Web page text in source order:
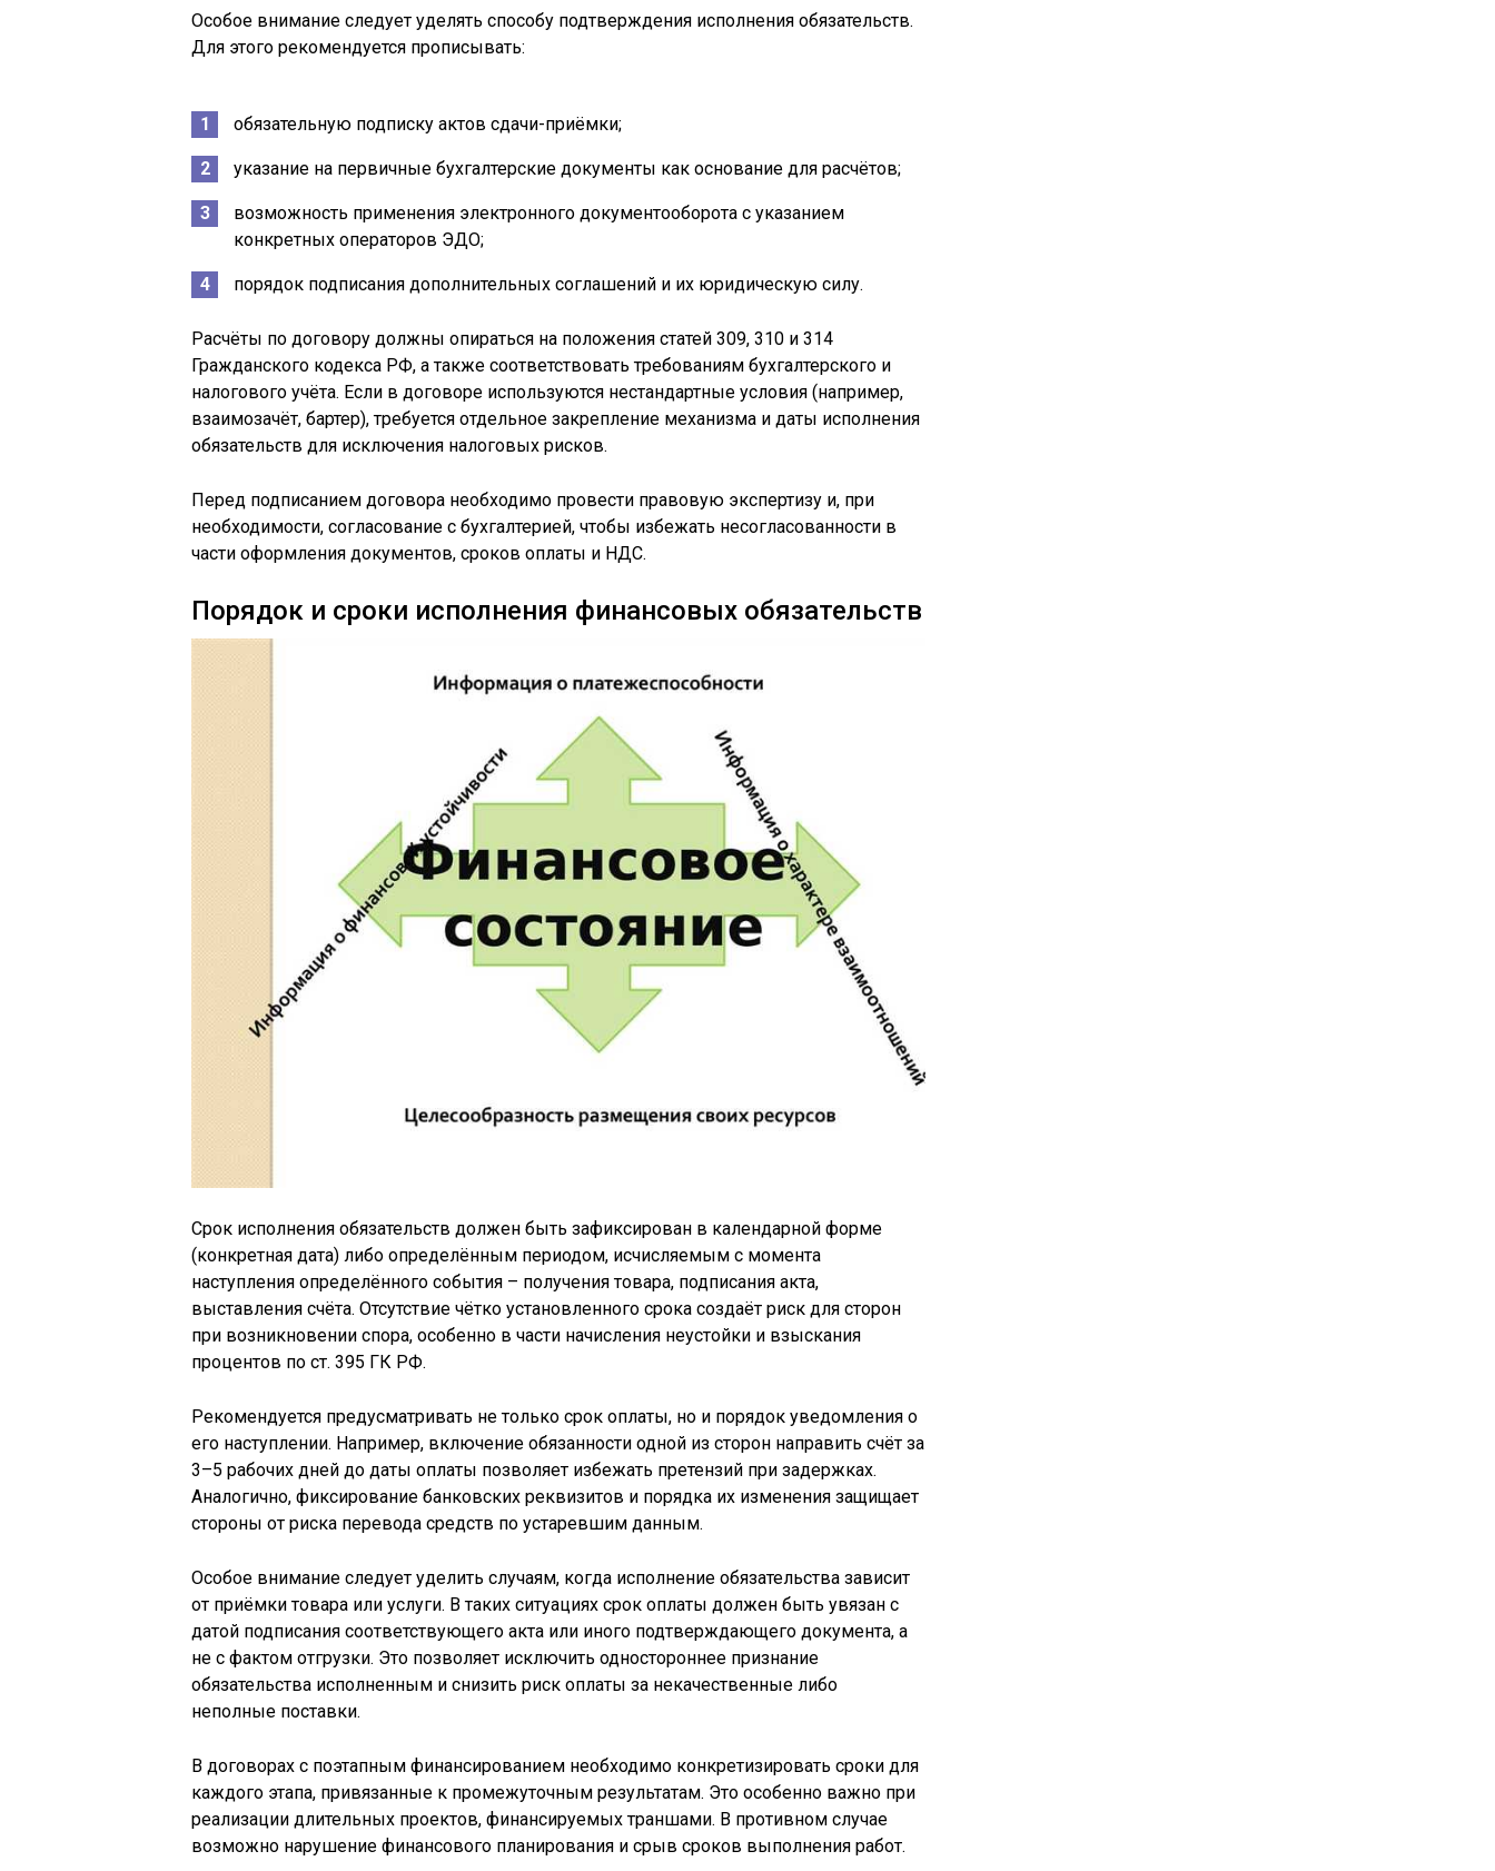
Особое внимание следует уделять способу подтверждения исполнения обязательств.
Для этого рекомендуется прописывать:
обязательную подписку актов сдачи-приёмки;
указание на первичные бухгалтерские документы как основание для расчётов;
возможность применения электронного документооборота с указанием
конкретных операторов ЭДО;
порядок подписания дополнительных соглашений и их юридическую силу.
Расчёты по договору должны опираться на положения статей 309, 310 и 314
Гражданского кодекса РФ, а также соответствовать требованиям бухгалтерского и
налогового учёта. Если в договоре используются нестандартные условия (например,
взаимозачёт, бартер), требуется отдельное закрепление механизма и даты исполнения
обязательств для исключения налоговых рисков.
Перед подписанием договора необходимо провести правовую экспертизу и, при
необходимости, согласование с бухгалтерией, чтобы избежать несогласованности в
части оформления документов, сроков оплаты и НДС.
Порядок и сроки исполнения финансовых обязательств
Срок исполнения обязательств должен быть зафиксирован в календарной форме
(конкретная дата) либо определённым периодом, исчисляемым с момента
наступления определённого события – получения товара, подписания акта,
выставления счёта. Отсутствие чётко установленного срока создаёт риск для сторон
при возникновении спора, особенно в части начисления неустойки и взыскания
процентов по ст. 395 ГК РФ.
Рекомендуется предусматривать не только срок оплаты, но и порядок уведомления о
его наступлении. Например, включение обязанности одной из сторон направить счёт за
3–5 рабочих дней до даты оплаты позволяет избежать претензий при задержках.
Аналогично, фиксирование банковских реквизитов и порядка их изменения защищает
стороны от риска перевода средств по устаревшим данным.
Особое внимание следует уделить случаям, когда исполнение обязательства зависит
от приёмки товара или услуги. В таких ситуациях срок оплаты должен быть увязан с
датой подписания соответствующего акта или иного подтверждающего документа, а
не с фактом отгрузки. Это позволяет исключить одностороннее признание
обязательства исполненным и снизить риск оплаты за некачественные либо
неполные поставки.
В договорах с поэтапным финансированием необходимо конкретизировать сроки для
каждого этапа, привязанные к промежуточным результатам. Это особенно важно при
реализации длительных проектов, финансируемых траншами. В противном случае
возможно нарушение финансового планирования и срыв сроков выполнения работ.